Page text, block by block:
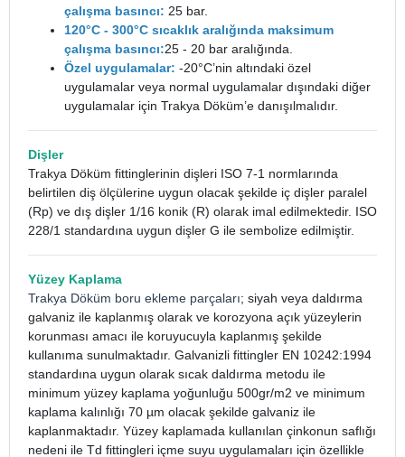
çalışma basıncı: 25 bar.
120°C - 300°C sıcaklık aralığında maksimum
çalışma basıncı:25 - 20 bar aralığında.
Özel uygulamalar: -20°C’nin altındaki özel
uygulamalar veya normal uygulamalar dışındaki diğer
uygulamalar için Trakya Döküm’e danışılmalıdır.
Dişler
Trakya Döküm fittinglerinin dişleri ISO 7-1 normlarında
belirtilen diş ölçülerine uygun olacak şekilde iç dişler paralel
(Rp) ve dış dişler 1/16 konik (R) olarak imal edilmektedir. ISO
228/1 standardına uygun dişler G ile sembolize edilmiştir.
Yüzey Kaplama
Trakya Döküm boru ekleme parçaları; siyah veya daldırma
galvaniz ile kaplanmış olarak ve korozyona açık yüzeylerin
korunması amacı ile koruyucuyla kaplanmış şekilde
kullanıma sunulmaktadır. Galvanizli fittingler EN 10242:1994
standardına uygun olarak sıcak daldırma metodu ile
minimum yüzey kaplama yoğunluğu 500gr/m2 ve minimum
kaplama kalınlığı 70 µm olacak şekilde galvaniz ile
kaplanmaktadır. Yüzey kaplamada kullanılan çinkonun saflığı
nedeni ile Td fittingleri içme suyu uygulamaları için özellikle